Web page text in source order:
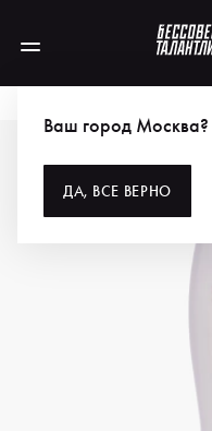
Ваш город Москва?
ДА, ВСЕ ВЕРНО